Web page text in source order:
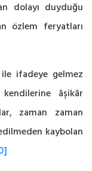
dolayı duyduğu
özlem ‎feryatları
ile ifadeye gelmez
âşikâr
zaman zaman
kaybolan